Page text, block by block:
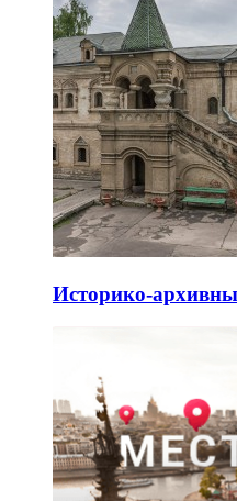
Историко-